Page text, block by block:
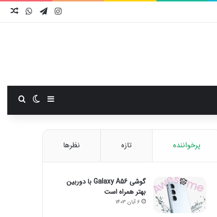
اینستاگرام
تلگرام واتس
سایدبارتغییر
پرخواننده تازه نظرها
گوشی Galaxy A56 با دوربین
بهتر همراه است
6 آبان 1403